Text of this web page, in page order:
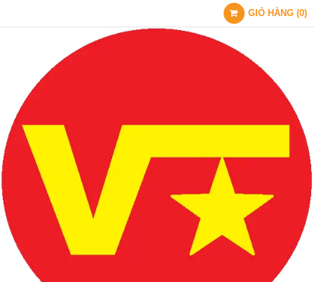
GIỎ HÀNG (0)